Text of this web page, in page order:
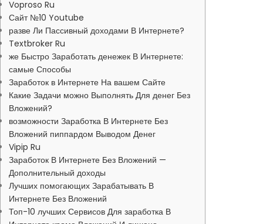
Voproso Ru
Сайт №10 Youtube
разве Ли Пассивный доходами В Интернете?
Textbroker Ru
же Быстро Заработать денежек В Интернете:
самые Способы
Заработок в Интернете На вашем Сайте
Какие Задачи можно Выполнять Для денег Без
Вложений?
возможности Заработка В Интернете Без
Вложений пиппардом Выводом Денег
Vipip Ru
Заработок В Интернете Без Вложений —
Дополнительный доходы
Лучших помогающих Зарабатывать В
Интернете Без Вложений
Топ-10 лучших Сервисов Для заработка В